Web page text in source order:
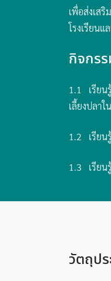
เพื่อส่งเส
โรงเรียน
กิจกร
1.1 เรียน
เลี้ยงปลา
1.2 เรียน
1.3 เรียน
วัตถุป